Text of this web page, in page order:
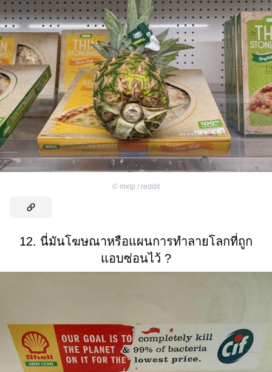
© mxlp / reddit
12. นี่มันโฆษณาหรือแผนการทำลายโลกที่ถูก
แอบซ่อนไว้ ?